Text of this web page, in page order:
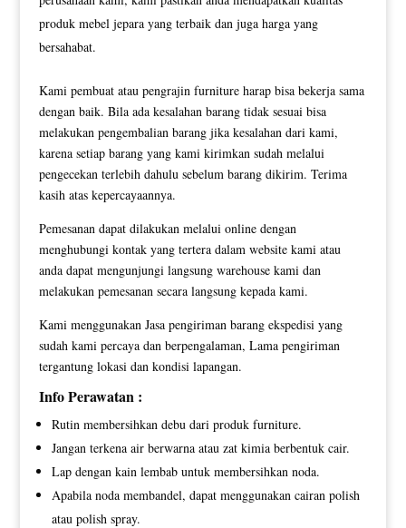
produk mebel jepara yang terbaik dan juga harga yang
bersahabat.
Kami pembuat atau pengrajin furniture harap bisa bekerja sama
dengan baik. Bila ada kesalahan barang tidak sesuai bisa
melakukan pengembalian barang jika kesalahan dari kami,
karena setiap barang yang kami kirimkan sudah melalui
pengecekan terlebih dahulu sebelum barang dikirim. Terima
kasih atas kepercayaannya.
Pemesanan dapat dilakukan melalui online dengan
menghubungi kontak yang tertera dalam website kami atau
anda dapat mengunjungi langsung warehouse kami dan
melakukan pemesanan secara langsung kepada kami.
Kami menggunakan Jasa pengiriman barang ekspedisi yang
sudah kami percaya dan berpengalaman, Lama pengiriman
tergantung lokasi dan kondisi lapangan.
Info Perawatan :
Rutin membersihkan debu dari produk furniture.
Jangan terkena air berwarna atau zat kimia berbentuk cair.
Lap dengan kain lembab untuk membersihkan noda.
Apabila noda membandel, dapat menggunakan cairan polish
atau polish spray.